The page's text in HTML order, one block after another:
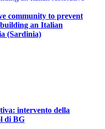
community to prevent
an Italian
(Sardinia)
intervento della
di BG